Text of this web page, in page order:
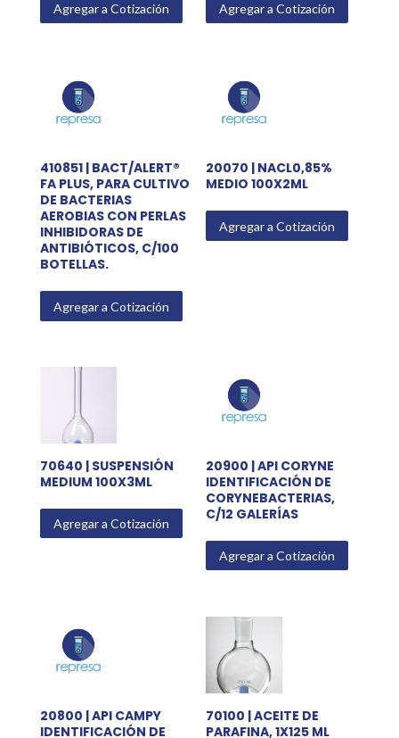
Agregar a Cotización Agregar a Cotización
410851 | BACT/ALERT®
FA PLUS, PARA CULTIVO
DE BACTERIAS
AEROBIAS CON PERLAS
INHIBIDORAS DE
ANTIBIÓTICOS, C/100
BOTELLAS.
Agregar a Cotización
20070 | NACL0,85%
MEDIO 100X2ML
Agregar a Cotización
70640 | SUSPENSIÓN
MEDIUM 100X3ML
Agregar a Cotización
20900 | API CORYNE
IDENTIFICACIÓN DE
CORYNEBACTERIAS,
C/12 GALERÍAS
Agregar a Cotización
20800 | API CAMPY
IDENTIFICACIÓN DE
70100 | ACEITE DE
PARAFINA, 1X125 ML